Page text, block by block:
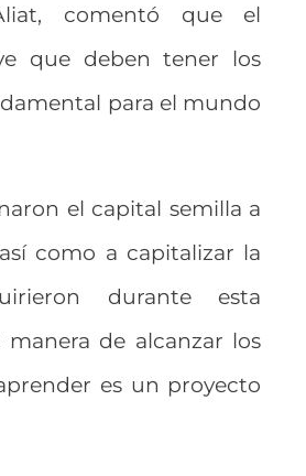
comentó que el
que deben tener los
para el mundo
el capital semilla a
como a capitalizar la
durante esta
de alcanzar los
es un proyecto